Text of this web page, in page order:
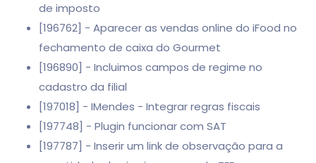
de imposto
[196762] - Aparecer as vendas online do iFood no
fechamento de caixa do Gourmet
[196890] - Incluimos campos de regime no
cadastro da filial
[197018] - IMendes - Integrar regras fiscais
[197748] - Plugin funcionar com SAT
[197787] - Inserir um link de observação para a